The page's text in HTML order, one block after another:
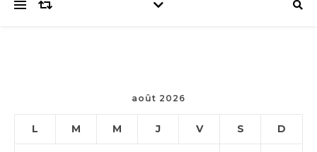
août 2026
L M M J V S D